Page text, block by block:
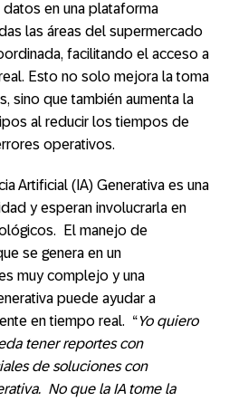
en una plataforma
las áreas del supermercado
facilitando el acceso a
Esto no solo mejora la toma
sino que también aumenta la
al reducir los tiempos de
operativos.
Artificial (IA) Generativa es una
y esperan involucrarla en
El manejo de
se genera en un
muy complejo y una
puede ayudar a
en tiempo real. “Yo quiero
tener reportes con
de soluciones con
No que la IA tome la